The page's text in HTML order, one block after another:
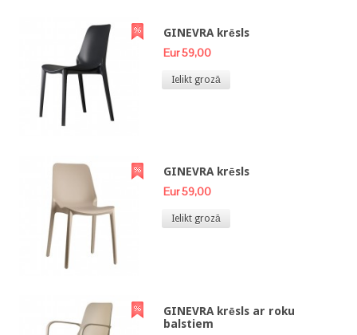
GINEVRA krēsls
Eur 59,00
Ielikt grozā
GINEVRA krēsls
Eur 59,00
Ielikt grozā
GINEVRA krēsls ar roku
balstiem